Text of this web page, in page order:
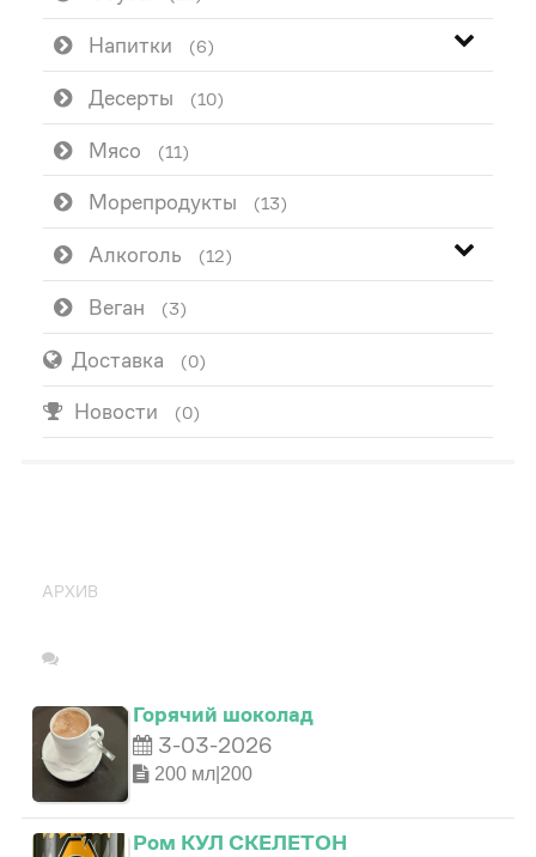
Напитки (6)
Десерты (10)
Мясо (11)
Морепродукты (13)
Алкоголь (12)
Веган (3)
Доставка (0)
Новости (0)
АРХИВ
Горячий шоколад
3-03-2026
200 мл|200
Ром КУЛ СКЕЛЕТОН